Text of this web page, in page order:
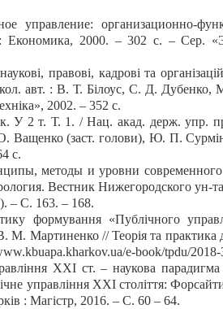
управление: организационно-
2000. – 302 с. – Сер.
правові, кадрові та
авт. : В. Т. Білоус, С. Д. Дубенко,
2002. – 352 с.
У 2 т. Т. 1. / Нац. акад. держ. упр.
(заст. голови), Ю. П. Сурмін
с.
методы и уровни современного
Вестник Нижегородского ун-
– С. 163. – 168.
формування «Публічного
М. Мартиненко // Теорія та практика
e-book/tpdu/2018-
ХХІ ст. – наукова парадигма
управління ХХІ століття:
: Магістр, 2016. – С. 60 – 64.